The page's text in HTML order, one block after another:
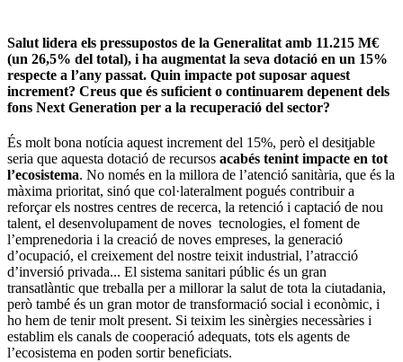
Salut lidera els pressupostos de la Generalitat amb 11.215 M€
(un 26,5% del total), i ha augmentat la seva dotació en un 15%
respecte a l’any passat. Quin impacte pot suposar aquest
increment? Creus que és suficient o continuarem depenent dels
fons Next Generation per a la recuperació del sector?
És molt bona notícia aquest increment del 15%, però el desitjable
seria que aquesta dotació de recursos acabés tenint impacte en tot
l’ecosistema. No només en la millora de l’atenció sanitària, que és la
màxima prioritat, sinó que col·lateralment pogués contribuir a
reforçar els nostres centres de recerca, la retenció i captació de nou
talent, el desenvolupament de noves tecnologies, el foment de
l’emprenedoria i la creació de noves empreses, la generació
d’ocupació, el creixement del nostre teixit industrial, l’atracció
d’inversió privada... El sistema sanitari públic és un gran
transatlàntic que treballa per a millorar la salut de tota la ciutadania,
però també és un gran motor de transformació social i econòmic, i
ho hem de tenir molt present. Si teixim les sinèrgies necessàries i
establim els canals de cooperació adequats, tots els agents de
l’ecosistema en poden sortir beneficiats.